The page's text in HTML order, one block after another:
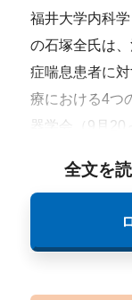
福井大学内科
の石塚全氏は
症喘息患者に
療における4つ
器学会（9月20
全文を